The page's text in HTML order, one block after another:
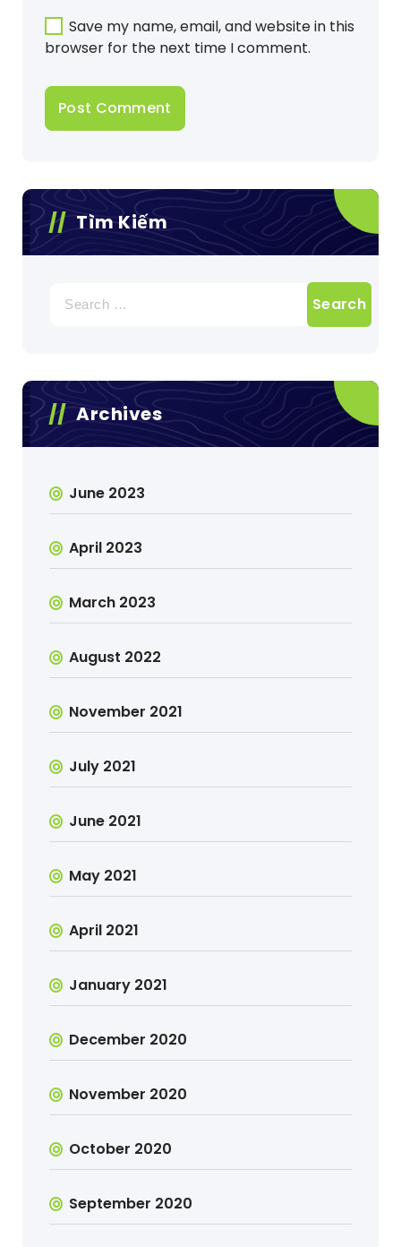
Save my name, email, and website in this
browser for the next time I comment.
Tìm Kiếm
for:
Archives
June 2023
April 2023
March 2023
August 2022
November 2021
July 2021
June 2021
May 2021
April 2021
January 2021
December 2020
November 2020
October 2020
September 2020